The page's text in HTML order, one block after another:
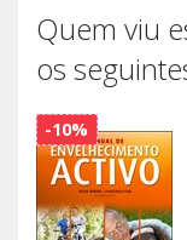
Quem viu
os
-10%